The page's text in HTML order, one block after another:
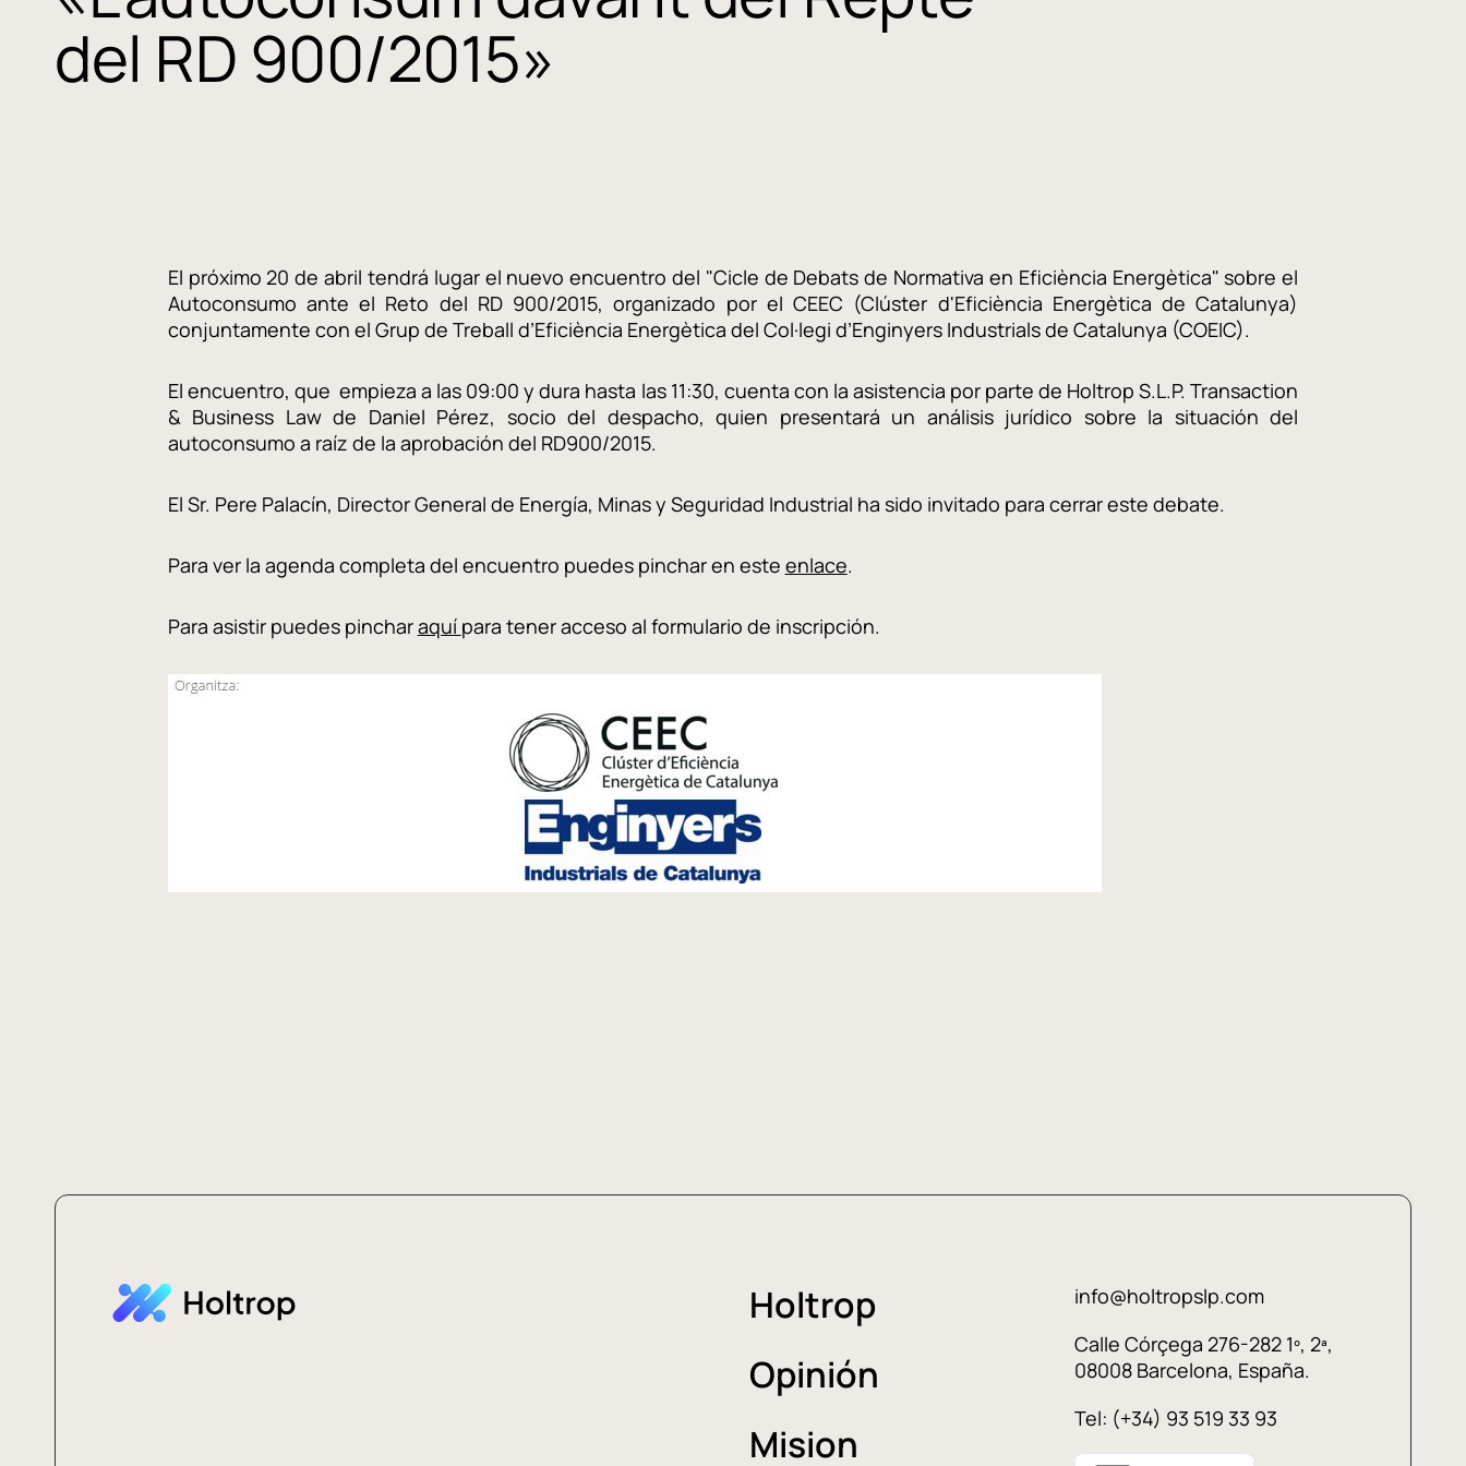
del RD 900/2015»
El próximo 20 de abril tendrá lugar el nuevo encuentro del "Cicle de Debats de Normativa en Eficiència Energètica" sobre el
Autoconsumo ante el Reto del RD 900/2015, organizado por el CEEC (Clúster d'Eficiència Energètica de Catalunya)
conjuntamente con el Grup de Treball d’Eficiència Energètica del Col·legi d’Enginyers Industrials de Catalunya (COEIC).
El encuentro, que empieza a las 09:00 y dura hasta las 11:30, cuenta con la asistencia por parte de Holtrop S.L.P. Transaction
& Business Law de Daniel Pérez, socio del despacho, quien presentará un análisis jurídico sobre la situación del
autoconsumo a raíz de la aprobación del RD900/2015.
El Sr. Pere Palacín, Director General de Energía, Minas y Seguridad Industrial ha sido invitado para cerrar este debate.
Para ver la agenda completa del encuentro puedes pinchar en este enlace.
Para asistir puedes pincharaquí para tener acceso al formulario de inscripción.
Holtrop
Opinión
Mision
info@holtropslp.com
Calle Córçega 276-282 1º, 2ª,
08008 Barcelona, España.
Tel: (+34) 93 519 33 93